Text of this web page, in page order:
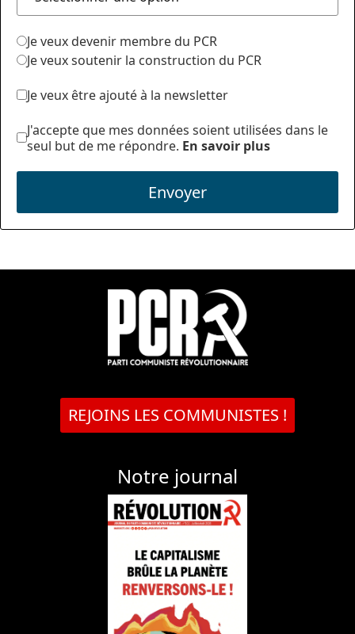
Je veux devenir membre du PCR
Je veux soutenir la construction du PCR
Je veux être ajouté à la newsletter
J'accepte que mes données soient utilisées dans le
seul but de me répondre. En savoir plus
Envoyer
REJOINS LES COMMUNISTES !
Notre journal